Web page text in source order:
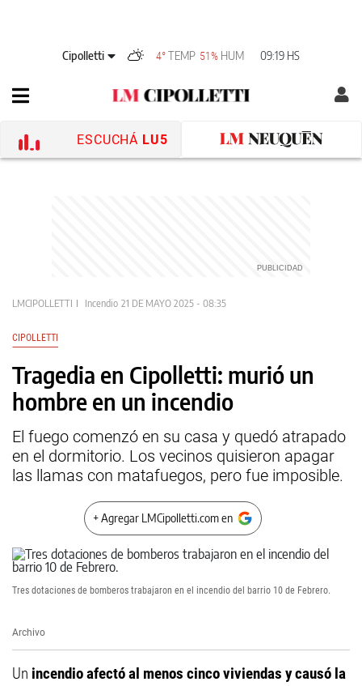
Cipolletti 4°TEMP 51% HUM 09:19 HS
ESCUCHÁ LU5
LMCIPOLLETTI Incendio 21 DE MAYO 2025 - 08:35
CIPOLLETTI
Tragedia en Cipolletti: murió un
hombre en un incendio
El fuego comenzó en su casa y quedó atrapado
en el dormitorio. Los vecinos quisieron apagar
las llamas con matafuegos, pero fue imposible.
+ Agregar LMCipolletti.com en
Tres dotaciones de bomberos trabajaron en el incendio del barrio 10 de Febrero.
Archivo
Un incendio afectó al menos cinco viviendas y causó la